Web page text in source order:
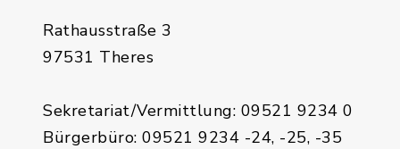
Rathausstraße 3
97531 Theres
Sekretariat/Vermittlung: 09521 9234 0
Bürgerbüro: 09521 9234 -24, -25, -35